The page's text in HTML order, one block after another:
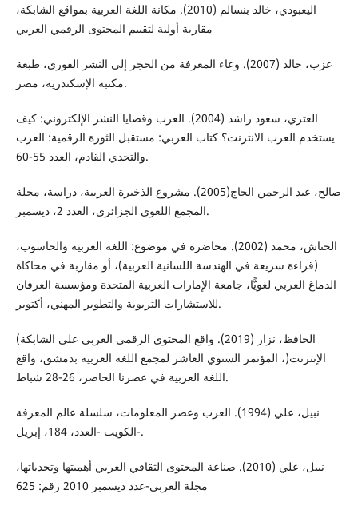
اليعبودي، خالد بنسالم (2010). مكانة اللغة العربية بمواقع الشابكة،
مقاربة أولية لتقييم المحتوى الرقمي العربي
عزب، خالد (2007). وعاء المعرفة من الحجر إلى النشر الفوري، طبعة
مكتبة الإسكندرية، مصر.
العتري، سعود راشد (2004). العرب وقضايا النشر الإلكتروني: كيف
يستخدم العرب الانترنت؟ كتاب العربي: مستقبل الثورة الرقمية: العرب
والتحدي القادم، العدد 55-60.
صالح، عبد الرحمن الحاج(2005). مشروع الذخيرة العربية، دراسة، مجلة
المجمع اللغوي الجزائري، العدد 2، ديسمبر.
الحناش، محمد (2002). محاضرة في موضوع: اللغة العربية والحاسوب،
(قراءة سريعة في الهندسة اللسانية العربية)، أو مقاربة في محاكاة
الدماغ العربي لغويًّا، جامعة الإمارات العربية المتحدة ومؤسسة العرفان
للاستشارات التربوية والتطوير المهني، أكتوبر.
الحافظ، نزار (2019). واقع المحتوى الرقمي العربي على الشابكة)
الإنترنت(، المؤتمر السنوي العاشر لمجمع اللغة العربية بدمشق، واقع
اللغة العربية في عصرنا الحاضر، 26-28 شباط.
نبيل، علي (1994). العرب وعصر المعلومات، سلسلة عالم المعرفة
-الكويت -العدد، 184، إبريل.
نبيل، علي (2010). صناعة المحتوى الثقافي العربي أهميتها وتحدياتها،
مجلة العربي-عدد ديسمبر 2010 رقم: 625